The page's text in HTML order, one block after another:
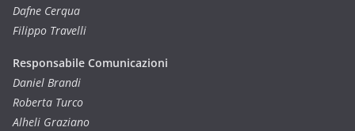
Dafne Cerqua
Filippo Travelli
Responsabile Comunicazioni
Daniel Brandi
Roberta Turco
Alheli Graziano